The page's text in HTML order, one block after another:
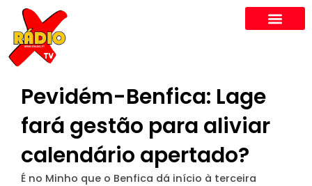
content
Pevidém-Benfica: Lage
fará gestão para aliviar
calendário apertado?
É no Minho que o Benfica dá início à terceira